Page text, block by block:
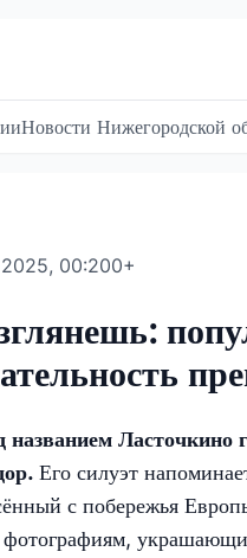
Новости Нижегородской
2025, 00:200+
Его силуэт
с побережья
фотографиям,